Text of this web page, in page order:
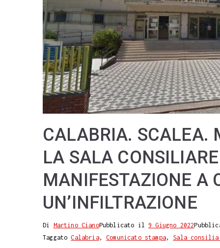
CALABRIA. SCALEA.
LA SALA
MANIFESTAZIONE A
UN’INFILTRAZIONE
Di Martino CianoPubblicato il 9 Giugno 2022
TaggatoCalabria,Comunicato stampa, Sala